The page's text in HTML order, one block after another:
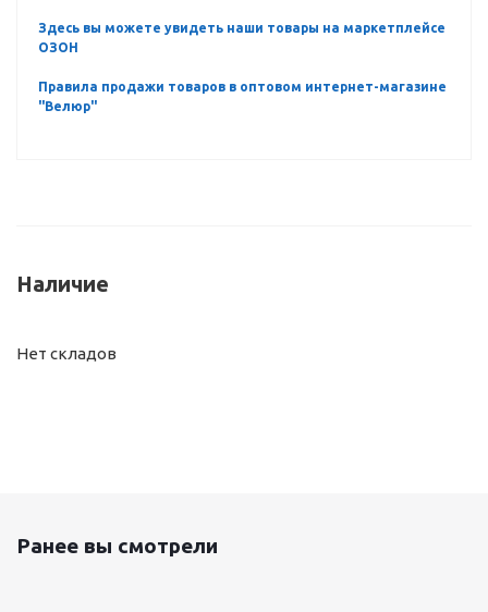
Здесь вы можете увидеть наши товары на маркетплейсе
ОЗОН
Правила продажи товаров в оптовом интернет-магазине
"Велюр"
Наличие
Нет складов
Ранее вы смотрели